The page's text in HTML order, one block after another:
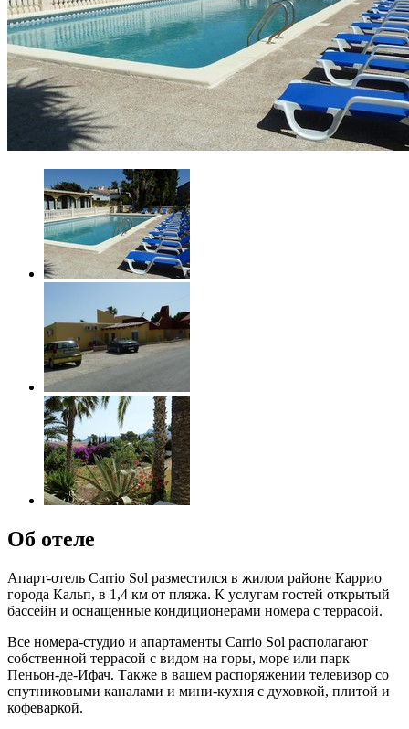
Об отеле
Апарт-отель Carrio Sol разместился в жилом районе Каррио
города Кальп, в 1,4 км от пляжа. К услугам гостей открытый
бассейн и оснащенные кондиционерами номера с террасой.
Все номера-студио и апартаменты Carrio Sol располагают
собственной террасой с видом на горы, море или парк
Пеньон-де-Ифач. Также в вашем распоряжении телевизор со
спутниковыми каналами и мини-кухня с духовкой, плитой и
кофеваркой.